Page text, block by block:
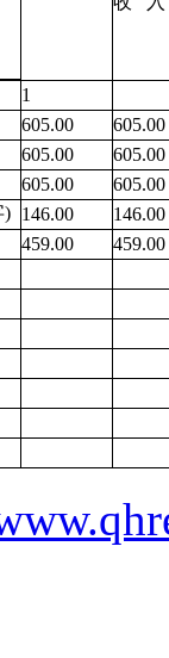
1
605.00
605.00
605.00
605.00
605.00
605.00
) 146.00
146.00
459.00 459.00